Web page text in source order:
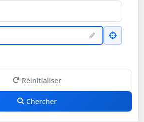
Réinitialiser
Chercher